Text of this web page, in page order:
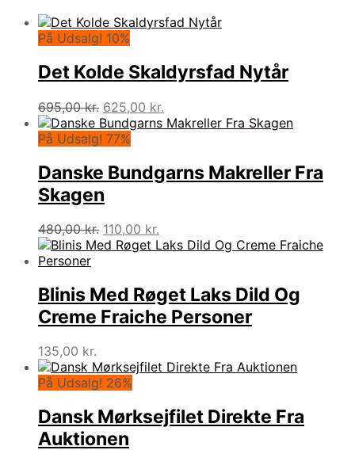
På Udsalg! 10%
Det Kolde Skaldyrsfad Nytår
695,00kr. Den
oprindelige
pris
695,00 kr..
625,00 kr.
aktuelle
625,00 kr..
På Udsalg! 77%
Danske Bundgarns Makreller Fra
Skagen
480,00kr. Den
oprindelige
480,00 kr..
110,00 kr.
aktuelle
110,00 kr..
Blinis Med Røget Laks Dild Og
Creme Fraiche Personer
135,00 kr.
På Udsalg! 26%
Dansk Mørksejfilet Direkte Fra
Auktionen